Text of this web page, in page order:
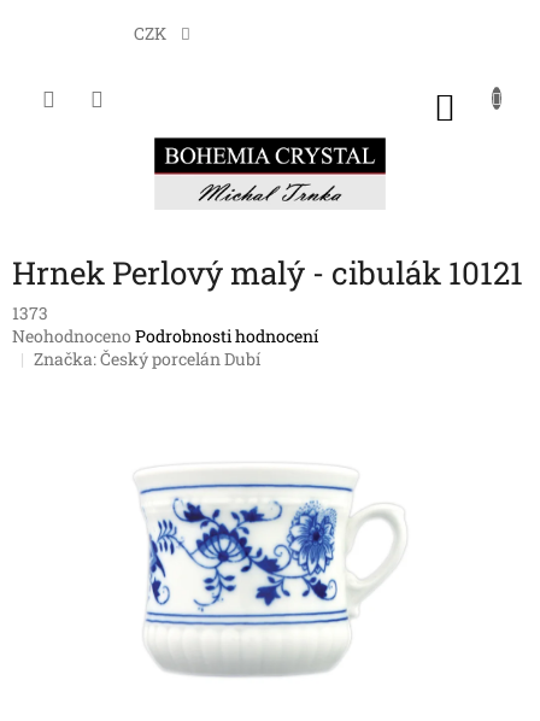
CZK
Hrnek Perlový malý - cibulák 10121
1373
Průměrné
hodnocení
Neohodnoceno Podrobnosti hodnocení
Značka:Český porcelán Dubí